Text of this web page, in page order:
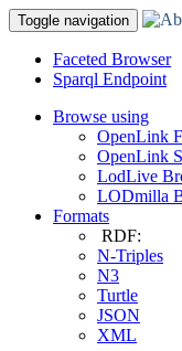
Toggle navigation
Faceted Browser
Sparql Endpoint
Browse using
OpenLink
OpenLink
LodLive
LODmilla
Formats
RDF:
N-Triples
N3
Turtle
JSON
XML